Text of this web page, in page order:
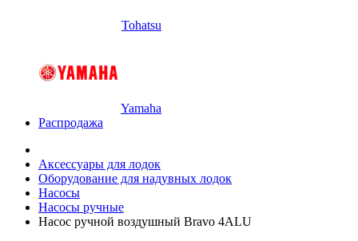
Tohatsu
Yamaha
Распродажа
Аксессуары для лодок
Оборудование для надувных лодок
Насосы
Насосы ручные
Насос ручной воздушный Bravo 4ALU